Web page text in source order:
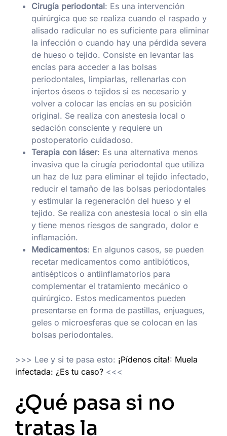
Cirugía periodontal: Es una intervención
quirúrgica que se realiza cuando el raspado y
alisado radicular no es suficiente para eliminar
la infección o cuando hay una pérdida severa
de hueso o tejido. Consiste en levantar las
encías para acceder a las bolsas
periodontales, limpiarlas, rellenarlas con
injertos óseos o tejidos si es necesario y
volver a colocar las encías en su posición
original. Se realiza con anestesia local o
sedación consciente y requiere un
postoperatorio cuidadoso.
Terapia con láser: Es una alternativa menos
invasiva que la cirugía periodontal que utiliza
un haz de luz para eliminar el tejido infectado,
reducir el tamaño de las bolsas periodontales
y estimular la regeneración del hueso y el
tejido. Se realiza con anestesia local o sin ella
y tiene menos riesgos de sangrado, dolor e
inflamación.
Medicamentos: En algunos casos, se pueden
recetar medicamentos como antibióticos,
antisépticos o antiinflamatorios para
complementar el tratamiento mecánico o
quirúrgico. Estos medicamentos pueden
presentarse en forma de pastillas, enjuagues,
geles o microesferas que se colocan en las
bolsas periodontales.
>>> Lee y si te pasa esto: ¡Pídenos cita!: Muela
infectada: ¿Es tu caso? <<<
¿Qué pasa si no
tratas la